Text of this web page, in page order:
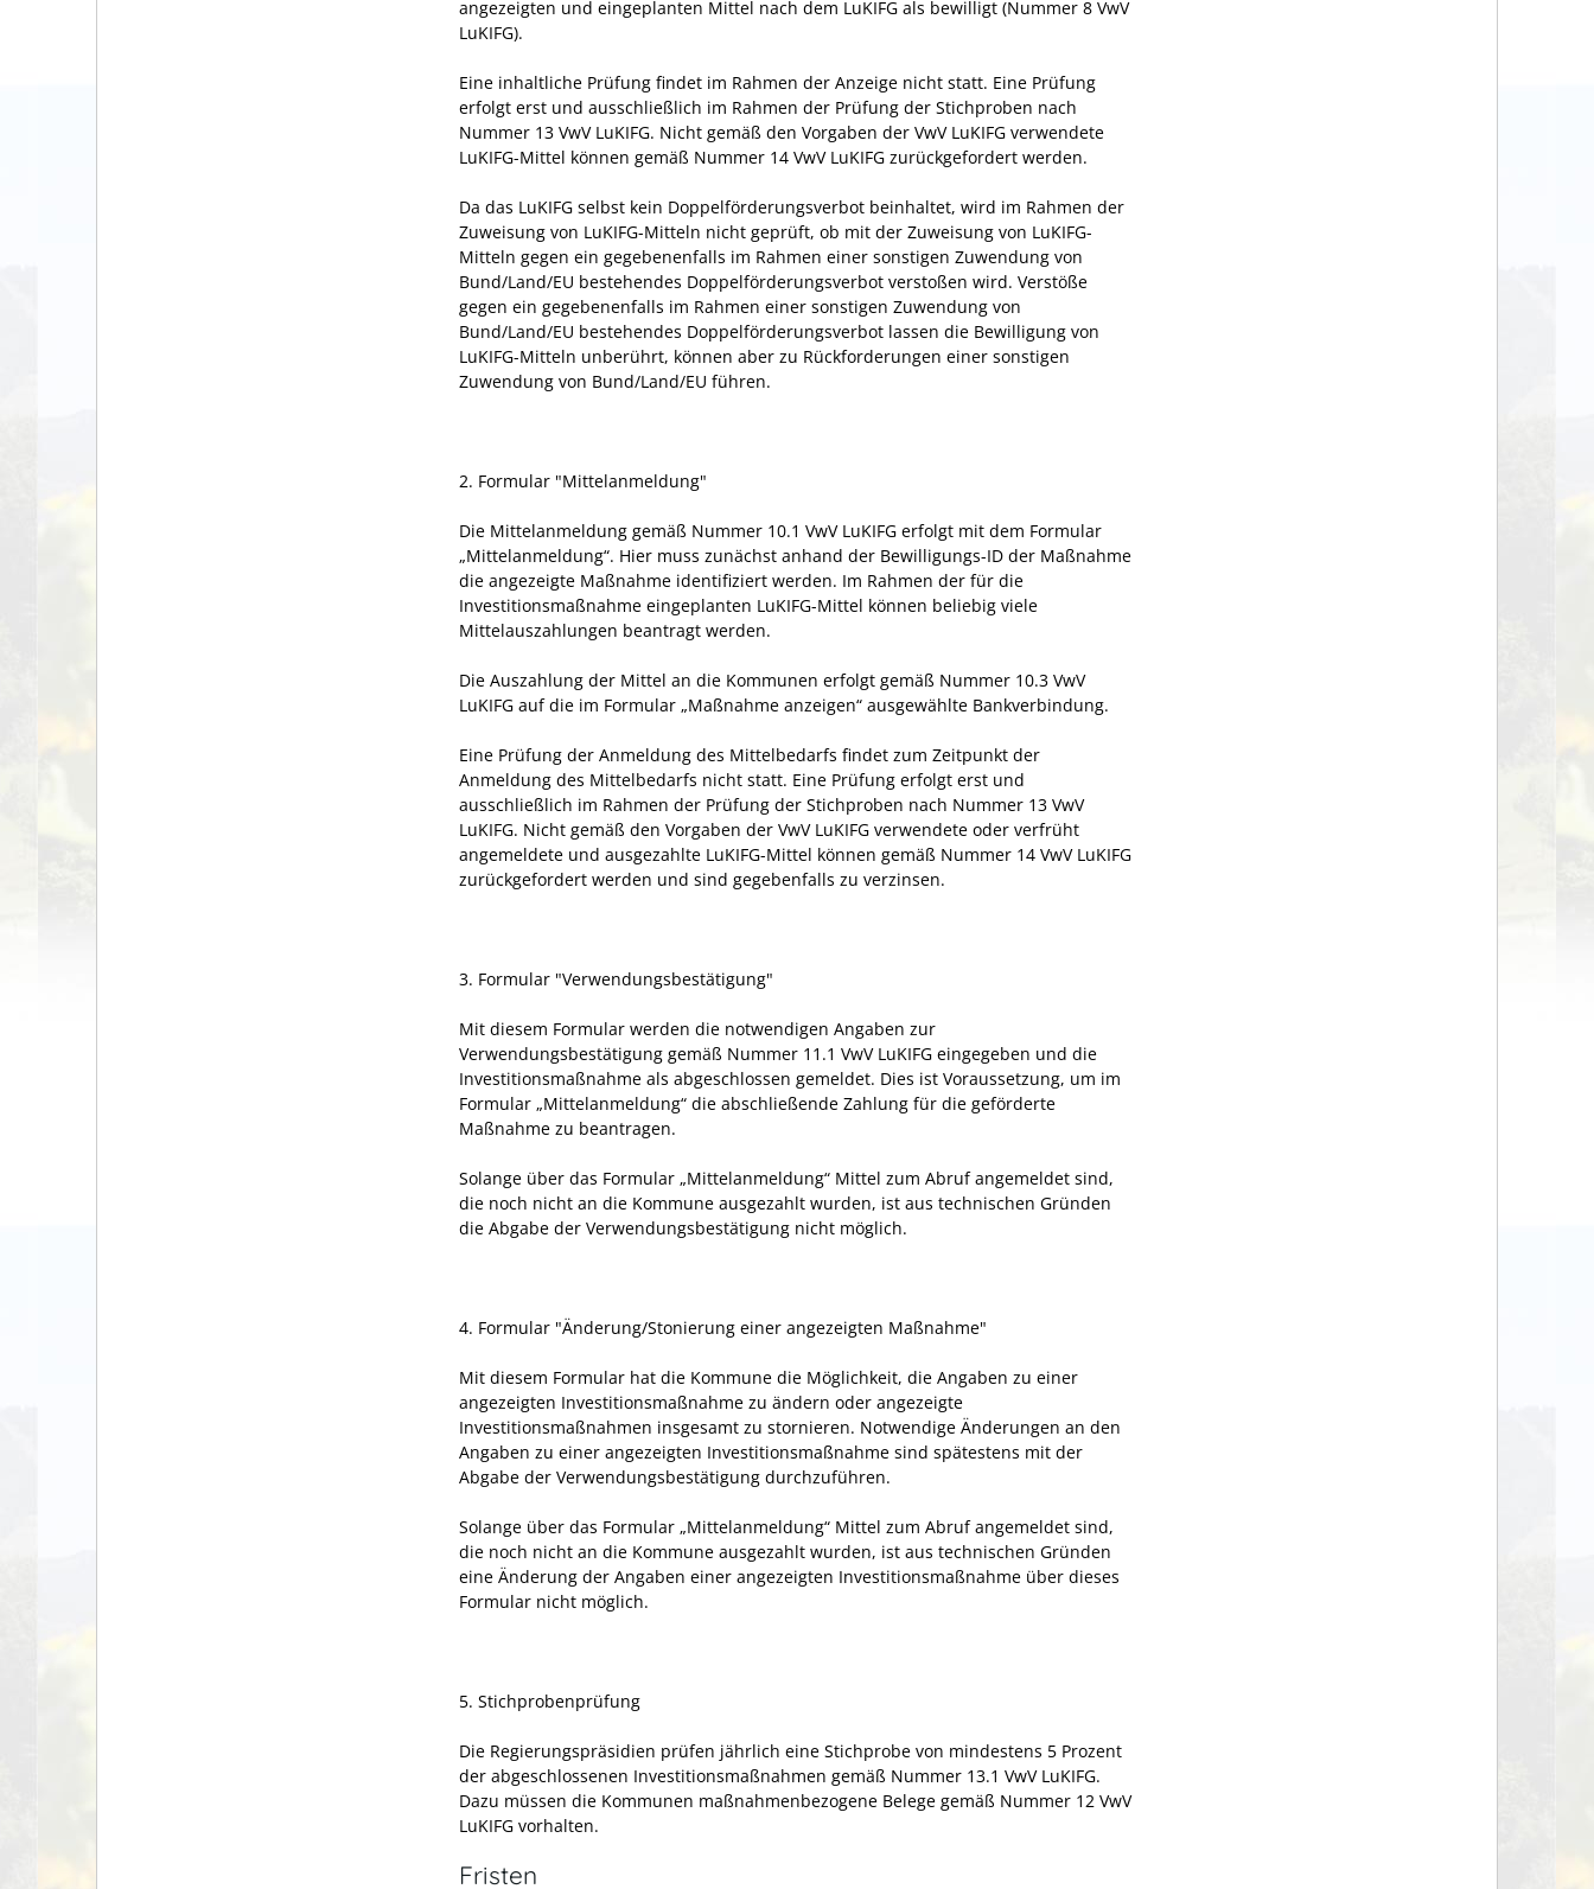
angezeigten und eingeplanten Mittel nach dem LuKIFG als bewilligt (Nummer 8 VwV
LuKIFG).
Eine inhaltliche Prüfung findet im Rahmen der Anzeige nicht statt. Eine Prüfung
erfolgt erst und ausschließlich im Rahmen der Prüfung der Stichproben nach
Nummer 13 VwV LuKIFG. Nicht gemäß den Vorgaben der VwV LuKIFG verwendete
LuKIFG-Mittel können gemäß Nummer 14 VwV LuKIFG zurückgefordert werden.
Da das LuKIFG selbst kein Doppelförderungsverbot beinhaltet, wird im Rahmen der
Zuweisung von LuKIFG-Mitteln nicht geprüft, ob mit der Zuweisung von LuKIFG-
Mitteln gegen ein gegebenenfalls im Rahmen einer sonstigen Zuwendung von
Bund/Land/EU bestehendes Doppelförderungsverbot verstoßen wird. Verstöße
gegen ein gegebenenfalls im Rahmen einer sonstigen Zuwendung von
Bund/Land/EU bestehendes Doppelförderungsverbot lassen die Bewilligung von
LuKIFG-Mitteln unberührt, können aber zu Rückforderungen einer sonstigen
Zuwendung von Bund/Land/EU führen.
2. Formular "Mittelanmeldung"
Die Mittelanmeldung gemäß Nummer 10.1 VwV LuKIFG erfolgt mit dem Formular
„Mittelanmeldung“. Hier muss zunächst anhand der Bewilligungs-ID der Maßnahme
die angezeigte Maßnahme identifiziert werden. Im Rahmen der für die
Investitionsmaßnahme eingeplanten LuKIFG-Mittel können beliebig viele
Mittelauszahlungen beantragt werden.
Die Auszahlung der Mittel an die Kommunen erfolgt gemäß Nummer 10.3 VwV
LuKIFG auf die im Formular „Maßnahme anzeigen“ ausgewählte Bankverbindung.
Eine Prüfung der Anmeldung des Mittelbedarfs findet zum Zeitpunkt der
Anmeldung des Mittelbedarfs nicht statt. Eine Prüfung erfolgt erst und
ausschließlich im Rahmen der Prüfung der Stichproben nach Nummer 13 VwV
LuKIFG. Nicht gemäß den Vorgaben der VwV LuKIFG verwendete oder verfrüht
angemeldete und ausgezahlte LuKIFG-Mittel können gemäß Nummer 14 VwV LuKIFG
zurückgefordert werden und sind gegebenfalls zu verzinsen.
3. Formular "Verwendungsbestätigung"
Mit diesem Formular werden die notwendigen Angaben zur
Verwendungsbestätigung gemäß Nummer 11.1 VwV LuKIFG eingegeben und die
Investitionsmaßnahme als abgeschlossen gemeldet. Dies ist Voraussetzung, um im
Formular „Mittelanmeldung“ die abschließende Zahlung für die geförderte
Maßnahme zu beantragen.
Solange über das Formular „Mittelanmeldung“ Mittel zum Abruf angemeldet sind,
die noch nicht an die Kommune ausgezahlt wurden, ist aus technischen Gründen
die Abgabe der Verwendungsbestätigung nicht möglich.
4. Formular "Änderung/Stonierung einer angezeigten Maßnahme"
Mit diesem Formular hat die Kommune die Möglichkeit, die Angaben zu einer
angezeigten Investitionsmaßnahme zu ändern oder angezeigte
Investitionsmaßnahmen insgesamt zu stornieren. Notwendige Änderungen an den
Angaben zu einer angezeigten Investitionsmaßnahme sind spätestens mit der
Abgabe der Verwendungsbestätigung durchzuführen.
Solange über das Formular „Mittelanmeldung“ Mittel zum Abruf angemeldet sind,
die noch nicht an die Kommune ausgezahlt wurden, ist aus technischen Gründen
eine Änderung der Angaben einer angezeigten Investitionsmaßnahme über dieses
Formular nicht möglich.
5. Stichprobenprüfung
Die Regierungspräsidien prüfen jährlich eine Stichprobe von mindestens 5 Prozent
der abgeschlossenen Investitionsmaßnahmen gemäß Nummer 13.1 VwV LuKIFG.
Dazu müssen die Kommunen maßnahmenbezogene Belege gemäß Nummer 12 VwV
LuKIFG vorhalten.
Fristen